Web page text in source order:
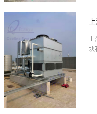
上
块